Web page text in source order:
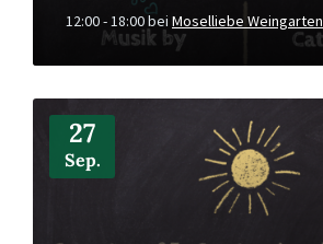
12:00 - 18:00bei Moselliebe Weingarten
27
Sep.
Mehr
Infos